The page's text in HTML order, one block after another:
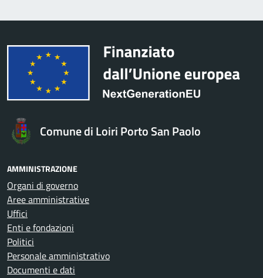
Comune di Loiri Porto San Paolo
AMMINISTRAZIONE
Organi di governo
Aree amministrative
Uffici
Enti e fondazioni
Politici
Personale amministrativo
Documenti e dati